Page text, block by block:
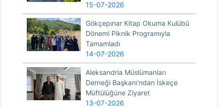
15-07-2026
Gökçepınar Kitap Okuma Kulübü
Dönemi Piknik Programıyla
Tamamladı
14-07-2026
Aleksandria Müslümanları
Derneği Başkanı’ndan İskeçe
Müftülüğüne Ziyaret
13-07-2026